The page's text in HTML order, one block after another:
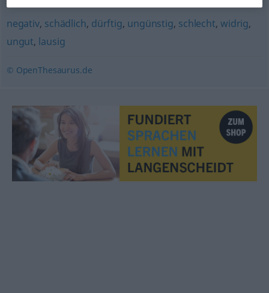
negativ, schädlich, dürftig, ungünstig, schlecht, widrig,
ungut, lausig
© OpenThesaurus.de